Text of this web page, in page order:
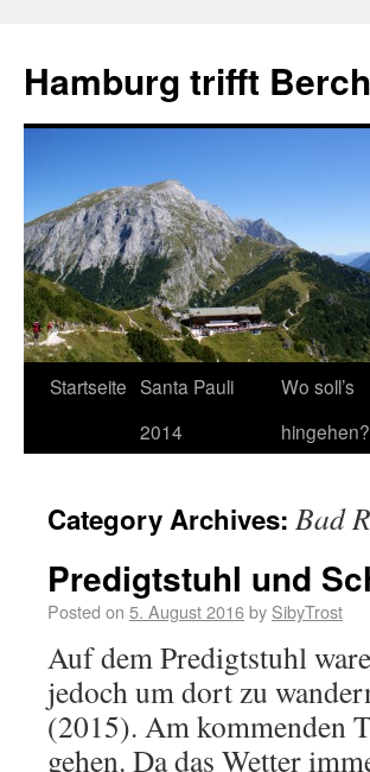
Hamburg trifft
Startseite Santa Pauli
2014
Wo soll’s
hingehen?
Category Archives: Bad
Predigtstuhl und
Posted on 5. August 2016by SibyTrost
Auf dem Predigtstuhl
jedoch um dort zu
(2015). Am kommenden
gehen. Da das Wetter